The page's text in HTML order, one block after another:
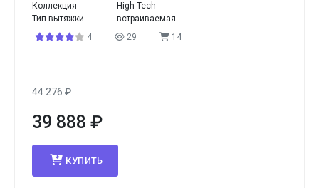
Коллекция
High-Tech
Тип вытяжки
встраиваемая
4
29 14
44 276₽
39 888 ₽
КУПИТЬ